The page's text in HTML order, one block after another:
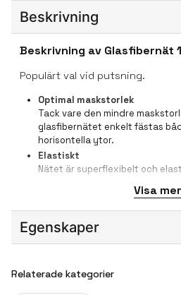
Beskrivning
Beskrivning av Glasfibernät
Populärt val vid putsning.
Optimal maskstorlek
Tack vare den mindre
glasfibernätet enkelt fästas
horisontella ytor.
Elastiskt
Nätet är superflexibelt och
microcement eller puts.
Ökad hållfasthet
ätet har ökat mekanisk
mm), är motståndskraftig mot
Helt säker
Produkten innehåller inga
Visa mer
Egenskaper
Vikt per m²
Bredd
Relaterade kategorier